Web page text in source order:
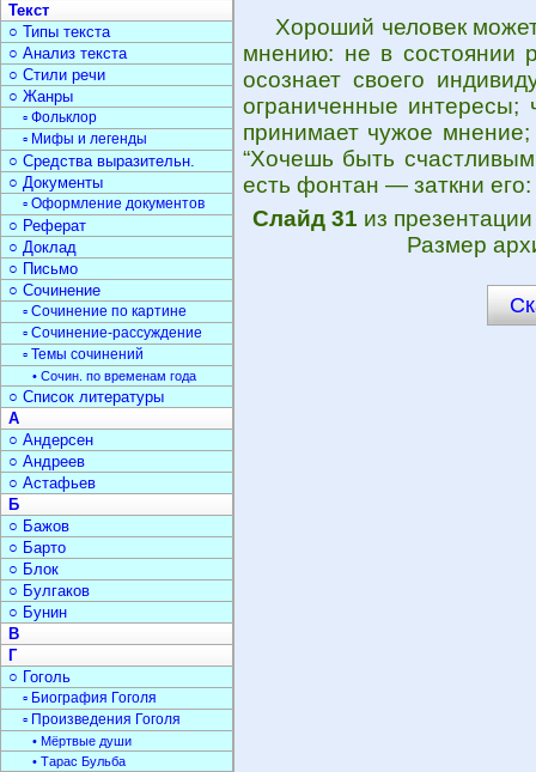
Хороший человек
мнению: не в состоянии
осознает своего
ограниченные интересы;
принимает чужое мнение;
“Хочешь быть
есть фонтан — заткни
Слайд 31 из
Размер
Текст
○ Типы текста
○ Анализ текста
○ Стили речи
○ Жанры
▫ Фольклор
▫ Мифы и легенды
○ Средства выразительн.
○ Документы
▫ Оформление документов
○ Реферат
○ Доклад
○ Письмо
○ Сочинение
▫ Сочинение по картине
▫ Сочинение-рассуждение
▫ Темы сочинений
• Сочин. по временам года
○ Список литературы
А
○ Андерсен
○ Андреев
○ Астафьев
Б
○ Бажов
○ Барто
○ Блок
○ Булгаков
○ Бунин
В
Г
○ Гоголь
▫ Биография Гоголя
▫ Произведения Гоголя
• Мёртвые души
• Тарас Бульба